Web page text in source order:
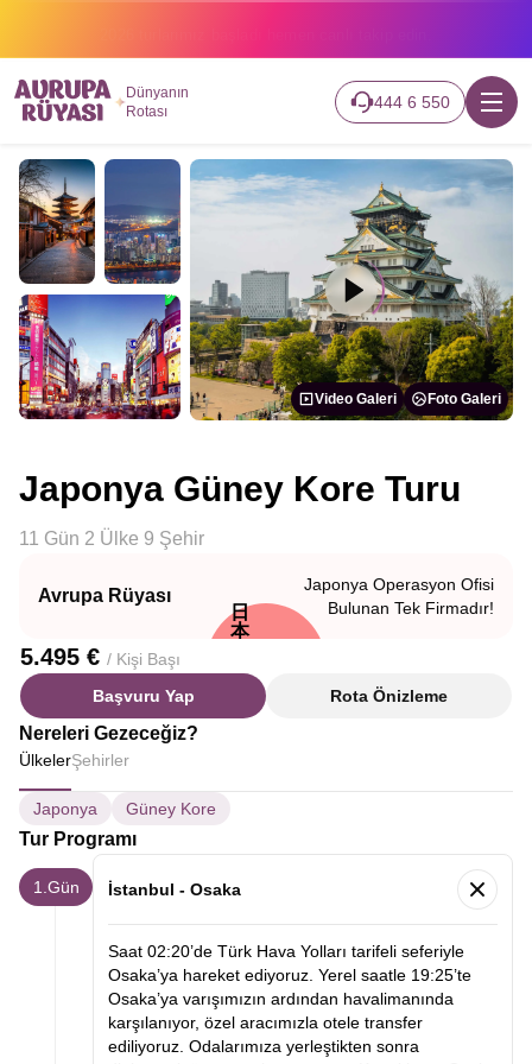
Dünyanın
Rotası
444 6 550
Video Galeri Foto Galeri
Japonya Güney Kore Turu
11 Gün 2 Ülke 9 Şehir
Avrupa Rüyası
日
本
Japonya Operasyon Ofisi
Bulunan Tek Firmadır!
5.495 € / Kişi Başı
Başvuru Yap
Rota Önizleme
Nereleri Gezeceğiz?
ÜlkelerŞehirler
Japonya Güney Kore
Tur Programı
1.Gün İstanbul - Osaka
Saat 02:20’de Türk Hava Yolları tarifeli seferiyle
Osaka’ya hareket ediyoruz. Yerel saatle 19:25’te
Osaka’ya varışımızın ardından havalimanında
karşılanıyor, özel aracımızla otele transfer
ediliyoruz. Odalarımıza yerleştikten sonra